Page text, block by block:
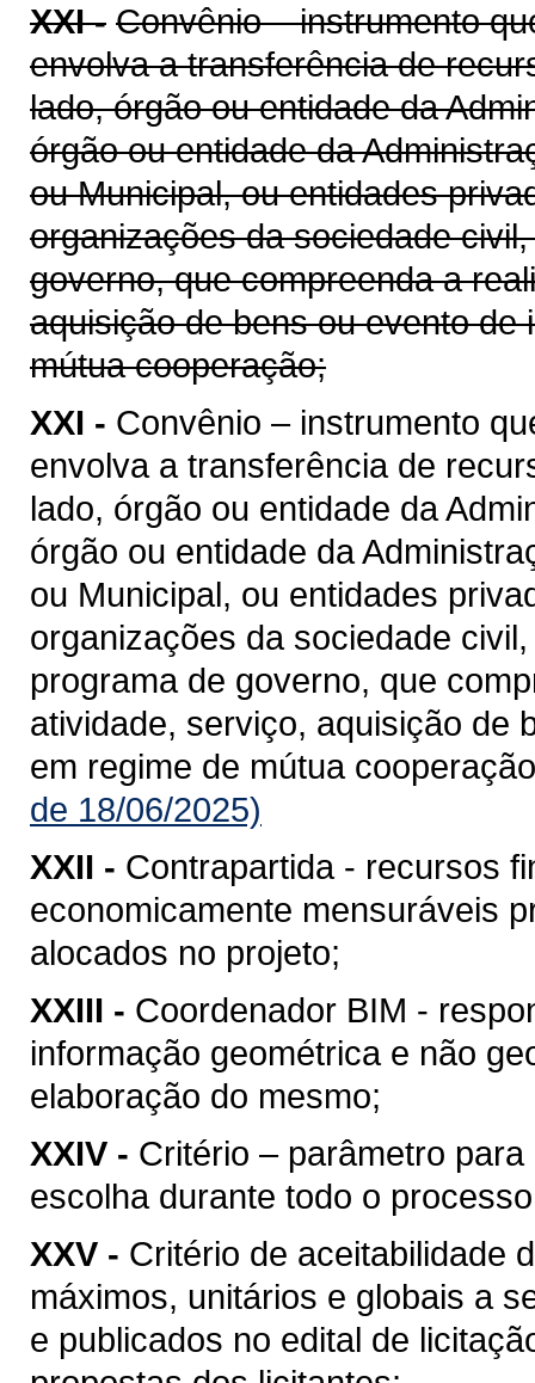
XXI - Convênio – instrumento
envolva a transferência de
lado, órgão ou entidade da
órgão ou entidade da
ou Municipal, ou entidades
organizações da sociedade
governo, que compreenda a
aquisição de bens ou evento
mútua cooperação;
XXI - Convênio – instrumento
envolva a transferência de
lado, órgão ou entidade da
órgão ou entidade da
ou Municipal, ou entidades
organizações da sociedade
programa de governo, que
atividade, serviço, aquisição de
em regime de mútua
de 18/06/2025)
XXII - Contrapartida - recursos
economicamente mensuráveis
alocados no projeto;
XXIII - Coordenador BIM -
informação geométrica e não
elaboração do mesmo;
XXIV - Critério – parâmetro
escolha durante todo o
XXV - Critério de aceitabilidade
máximos, unitários e globais a
e publicados no edital de